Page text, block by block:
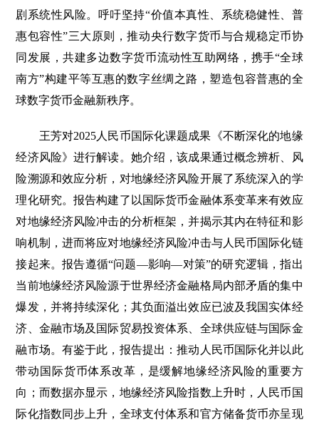
剧系统性风险。呼吁坚持“价值本真性、系统稳健性、普
惠包容性”三大原则，推动央行数字货币与合规稳定币协
同发展，共建多边数字货币流动性互助网络，携手“全球
南方”构建平等互惠的数字丝绸之路，塑造包容普惠的全
球数字货币金融新秩序。
王芳对2025人民币国际化课题成果《不断深化的地缘
经济风险》进行解读。她介绍，该成果通过概念辨析、风
险溯源和效应分析，对地缘经济风险开展了系统深入的学
理化研究。报告构建了以国际货币金融体系变革来有效应
对地缘经济风险冲击的分析框架，并揭示其内在特征和影
响机制，进而将应对地缘经济风险冲击与人民币国际化链
接起来。报告遵循“问题—影响—对策”的研究逻辑，指出
当前地缘经济风险源于世界经济金融格局内部矛盾的集中
爆发，并将持续深化；其负面溢出效应已波及我国实体经
济、金融市场及国际贸易投资体系、全球供应链与国际金
融市场。有鉴于此，报告提出：推动人民币国际化并以此
带动国际货币体系改革，是缓解地缘经济风险的重要方
向；而数据亦显示，地缘经济风险指数上升时，人民币国
际化指数同步上升，全球支付体系和官方储备货币亦呈现